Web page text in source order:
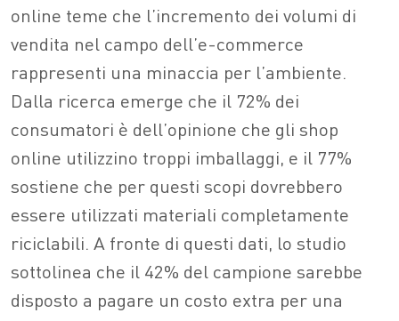
online teme che l’incremento dei volumi di
vendita nel campo dell’e-commerce
rappresenti una minaccia per l’ambiente.
Dalla ricerca emerge che il 72% dei
consumatori è dell’opinione che gli shop
online utilizzino troppi imballaggi, e il 77%
sostiene che per questi scopi dovrebbero
essere utilizzati materiali completamente
riciclabili. A fronte di questi dati, lo studio
sottolinea che il 42% del campione sarebbe
disposto a pagare un costo extra per una